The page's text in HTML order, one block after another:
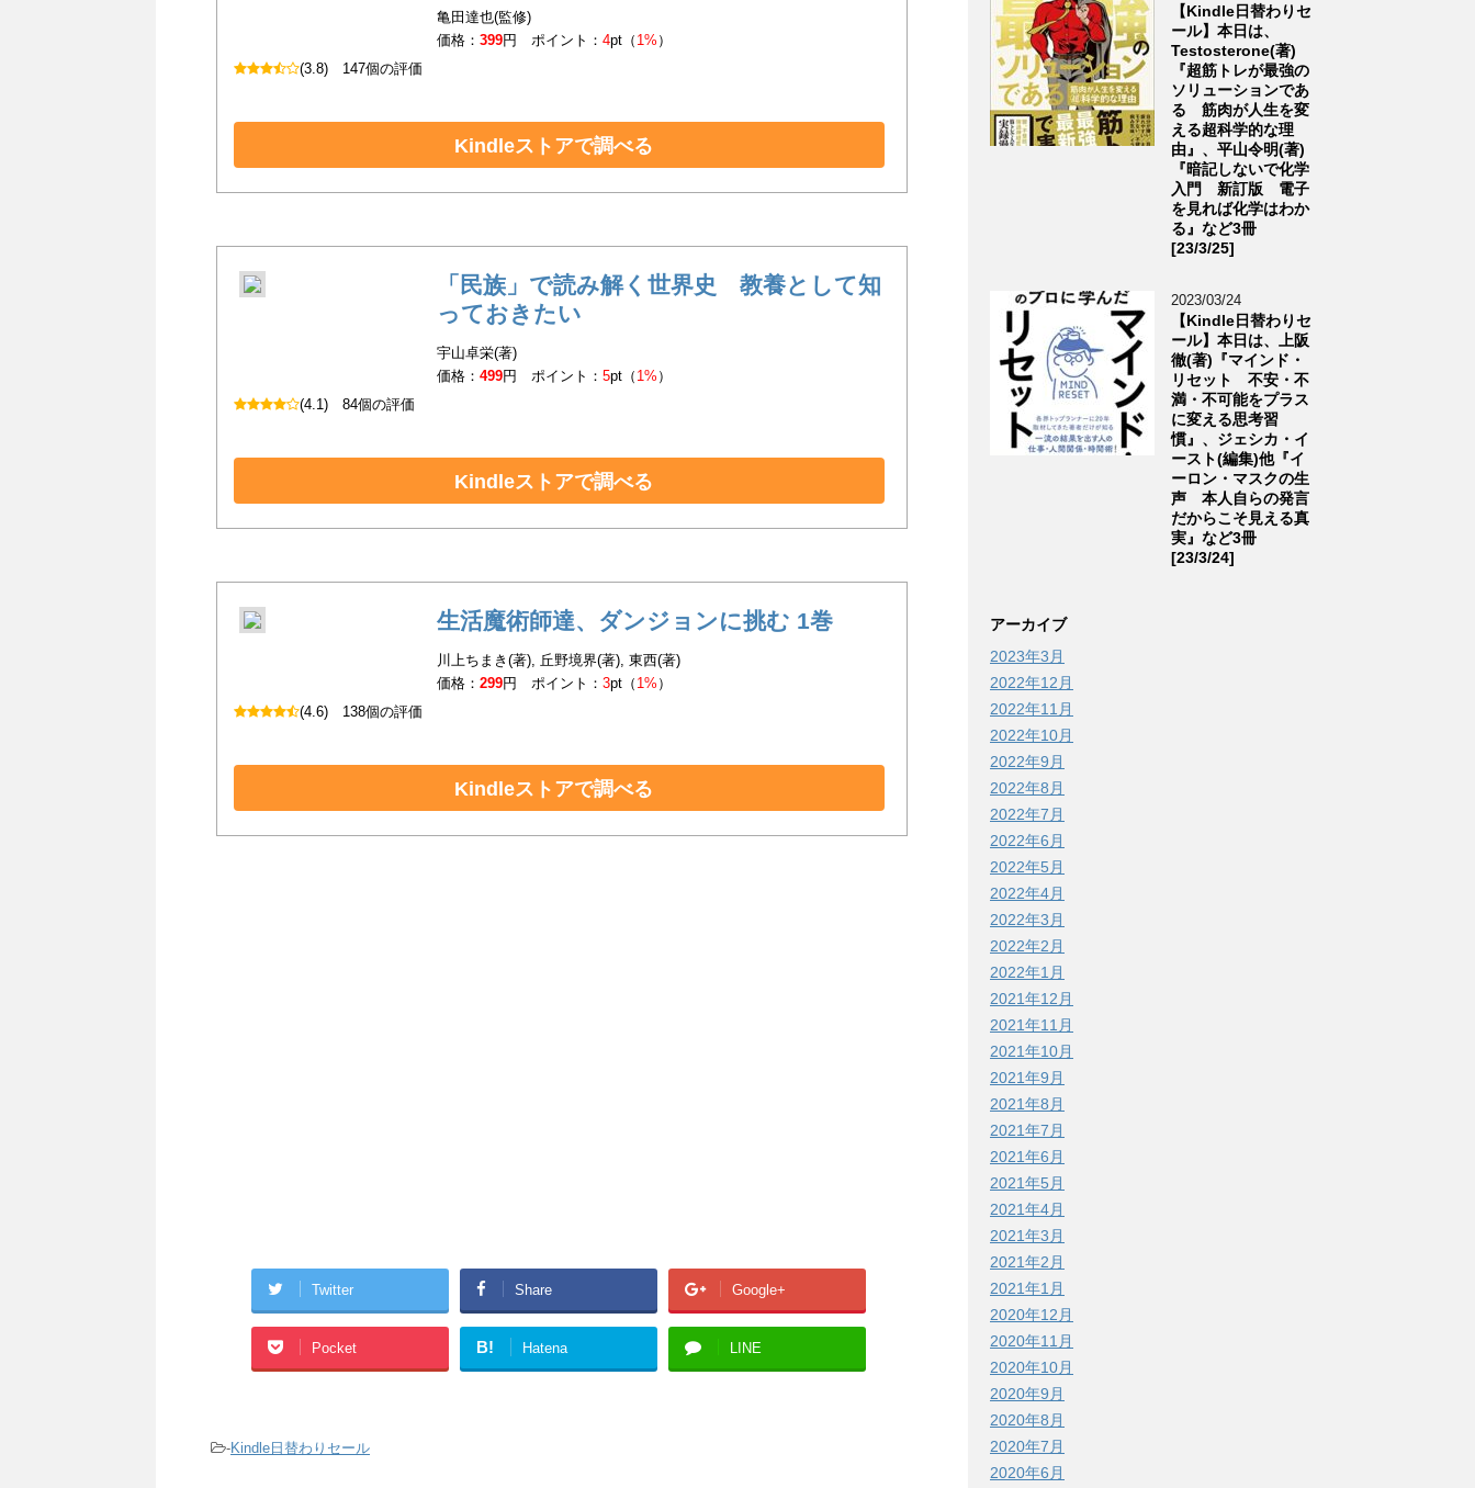
亀田達也(監修)
価格：399円 ポイント：4pt（ 1% ）
(3.8) 147個の評価
Kindleストアで調べる
「民族」で読み解く世界史 教養として知
っておきたい
宇山卓栄(著)
価格：499円 ポイント：5pt（ 1% ）
(4.1) 84個の評価
Kindleストアで調べる
生活魔術師達、ダンジョンに挑む 1巻
川上ちまき(著), 丘野境界(著), 東西(著)
価格：299円 ポイント：3pt（ 1% ）
(4.6) 138個の評価
Kindleストアで調べる
Twitter Share Google+
Pocket B! Hatena LINE
-Kindle日替わりセール
【Kindle日替わりセ
ール】本日は、
Testosterone(著)
『超筋トレが最強の
ソリューションであ
る 筋肉が人生を変
える超科学的な理
由』、平山令明(著)
『暗記しないで化学
入門 新訂版 電子
を見れば化学はわか
る』など3冊
[23/3/25]
2023/03/24
【Kindle日替わりセ
ール】本日は、上阪
徹(著)『マインド・
リセット 不安・不
満・不可能をプラス
に変える思考習
慣』、ジェシカ・イ
ースト(編集)他『イ
ーロン・マスクの生
声 本人自らの発言
だからこそ見える真
実』など3冊
[23/3/24]
アーカイブ
2023年3月
2022年12月
2022年11月
2022年10月
2022年9月
2022年8月
2022年7月
2022年6月
2022年5月
2022年4月
2022年3月
2022年2月
2022年1月
2021年12月
2021年11月
2021年10月
2021年9月
2021年8月
2021年7月
2021年6月
2021年5月
2021年4月
2021年3月
2021年2月
2021年1月
2020年12月
2020年11月
2020年10月
2020年9月
2020年8月
2020年7月
2020年6月